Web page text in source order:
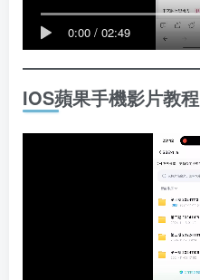
0:00 / 02:49
IOS蘋果手機影片教程